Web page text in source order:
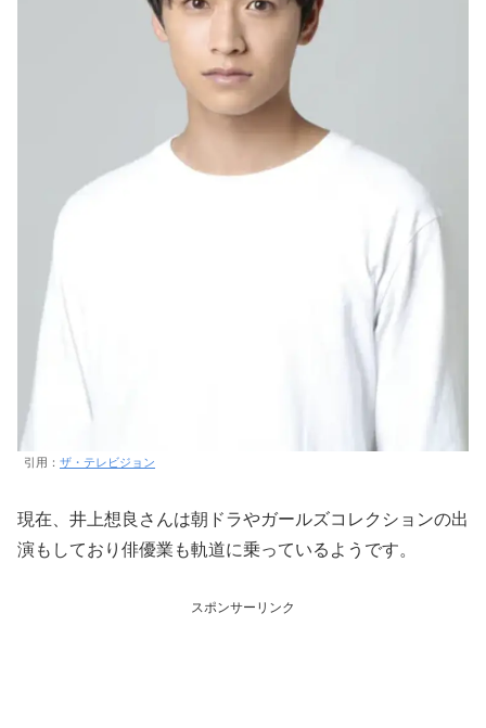
引用： ザ・テレビジョン
現在、井上想良さんは朝ドラやガールズコレクションの出
演もしており俳優業も軌道に乗っているようです。
スポンサーリンク